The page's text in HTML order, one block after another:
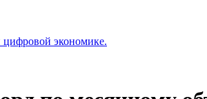
цифровой экономике.